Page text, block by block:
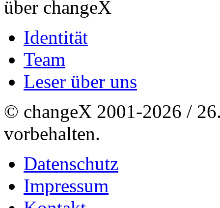
über changeX
Identität
Team
Leser über uns
© changeX 2001-2026 /
vorbehalten.
Datenschutz
Impressum